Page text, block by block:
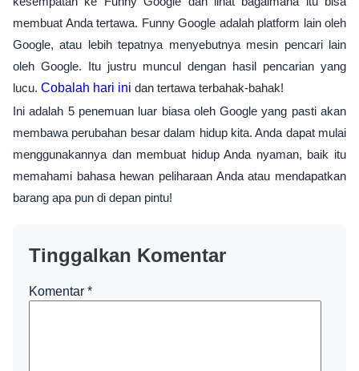
membuat Anda tertawa. Funny Google adalah platform lain oleh
Google, atau lebih tepatnya menyebutnya mesin pencari lain
oleh Google. Itu justru muncul dengan hasil pencarian yang
lucu. Cobalah hari ini dan tertawa terbahak-bahak!
Ini adalah 5 penemuan luar biasa oleh Google yang pasti akan
membawa perubahan besar dalam hidup kita. Anda dapat mulai
menggunakannya dan membuat hidup Anda nyaman, baik itu
memahami bahasa hewan peliharaan Anda atau mendapatkan
barang apa pun di depan pintu!
Tinggalkan Komentar
Komentar *